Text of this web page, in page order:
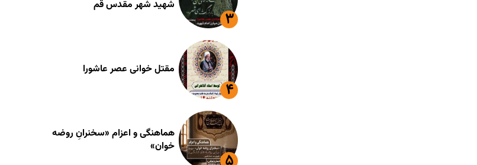
شهید شهر مقدس قم
مقتل خوانی عصر عاشورا
هماهنگی و اعزام «سخنرانِ روضه
خوان»